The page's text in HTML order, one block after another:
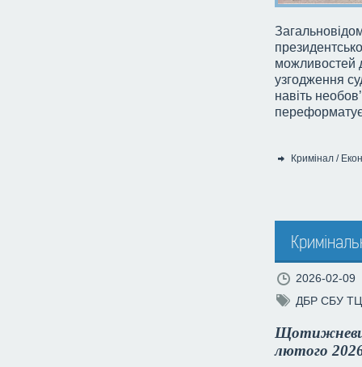
можливостей
узгодження
навіть
Кримінал /
2026-02-09
ДБР СБУ
лютого